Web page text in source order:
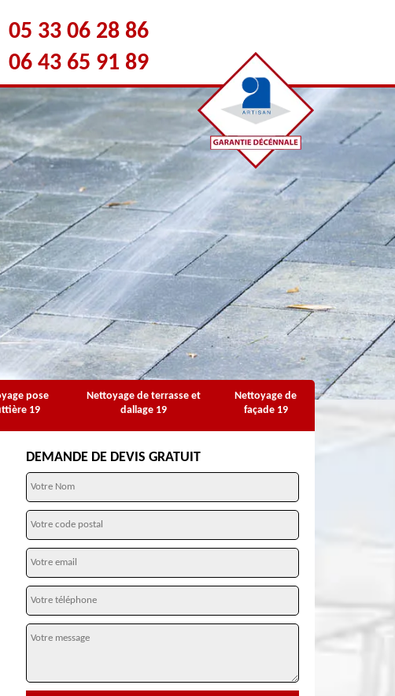
05 33 06 28 86
06 43 65 91 89
pose
19
Nettoyage de terrasse et
dallage 19
Nettoyage de
façade 19
DEMANDE DE DEVIS GRATUIT